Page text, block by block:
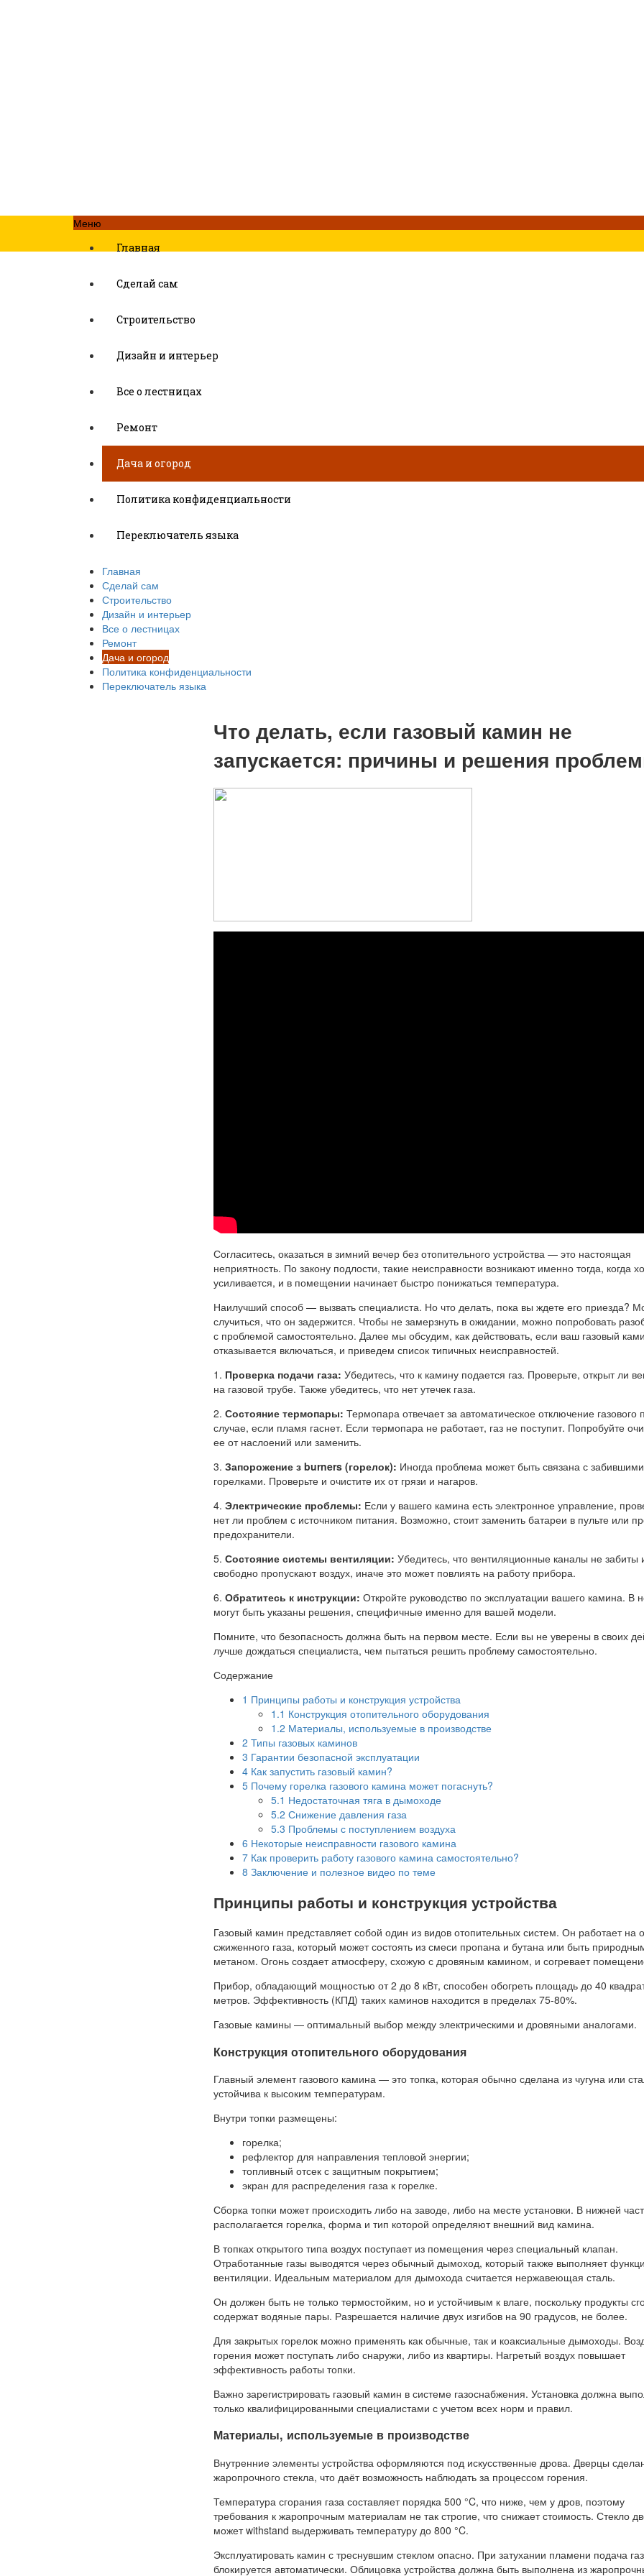
Меню
Главная
Сделай сам
Строительство
Дизайн и интерьер
Все о лестницах
Ремонт
Дача и огород
Политика конфиденциальности
Переключатель языка
Главная
Сделай сам
Строительство
Дизайн и интерьер
Все о лестницах
Ремонт
Дача и огород
Политика конфиденциальности
Переключатель языка
Что делать, если газовый камин не
запускается: причины и решения
Согласитесь, оказаться в зимний вечер без отопительного устройства — это настоящая
неприятность. По закону подлости, такие неисправности возникают именно тогда, когда
усиливается, и в помещении начинает быстро понижаться температура.
Наилучший способ — вызвать специалиста. Но что делать, пока вы ждете его приезда?
случиться, что он задержится. Чтобы не замерзнуть в ожидании, можно попробовать
с проблемой самостоятельно. Далее мы обсудим, как действовать, если ваш газовый
отказывается включаться, и приведем список типичных неисправностей.
1. Проверка подачи газа: Убедитесь, что к камину подается газ. Проверьте, открыт ли
на газовой трубе. Также убедитесь, что нет утечек газа.
2. Состояние термопары: Термопара отвечает за автоматическое отключение газового
случае, если пламя гаснет. Если термопара не работает, газ не поступит. Попробуйте
ее от наслоений или заменить.
3. Запорожение з burners (горелок): Иногда проблема может быть связана с
горелками. Проверьте и очистите их от грязи и нагаров.
4. Электрические проблемы: Если у вашего камина есть электронное управление,
нет ли проблем с источником питания. Возможно, стоит заменить батареи в пульте или
предохранители.
5. Состояние системы вентиляции: Убедитесь, что вентиляционные каналы не забиты
свободно пропускают воздух, иначе это может повлиять на работу прибора.
6. Обратитесь к инструкции: Откройте руководство по эксплуатации вашего камина. В
могут быть указаны решения, специфичные именно для вашей модели.
Помните, что безопасность должна быть на первом месте. Если вы не уверены в своих
лучше дождаться специалиста, чем пытаться решить проблему самостоятельно.
Содержание
1 Принципы работы и конструкция устройства
1.1 Конструкция отопительного оборудования
1.2 Материалы, используемые в производстве
2 Типы газовых каминов
3 Гарантии безопасной эксплуатации
4 Как запустить газовый камин?
5 Почему горелка газового камина может погаснуть?
5.1 Недостаточная тяга в дымоходе
5.2 Снижение давления газа
5.3 Проблемы с поступлением воздуха
6 Некоторые неисправности газового камина
7 Как проверить работу газового камина самостоятельно?
8 Заключение и полезное видео по теме
Принципы работы и конструкция устройства
Газовый камин представляет собой один из видов отопительных систем. Он работает на
сжиженного газа, который может состоять из смеси пропана и бутана или быть
метаном. Огонь создает атмосферу, схожую с дровяным камином, и согревает
Прибор, обладающий мощностью от 2 до 8 кВт, способен обогреть площадь до 40
метров. Эффективность (КПД) таких каминов находится в пределах 75-80%.
Газовые камины — оптимальный выбор между электрическими и дровяными аналогами.
Конструкция отопительного оборудования
Главный элемент газового камина — это топка, которая обычно сделана из чугуна или
устойчива к высоким температурам.
Внутри топки размещены:
горелка;
рефлектор для направления тепловой энергии;
топливный отсек с защитным покрытием;
экран для распределения газа к горелке.
Сборка топки может происходить либо на заводе, либо на месте установки. В нижней
располагается горелка, форма и тип которой определяют внешний вид камина.
В топках открытого типа воздух поступает из помещения через специальный клапан.
Отработанные газы выводятся через обычный дымоход, который также выполняет
вентиляции. Идеальным материалом для дымохода считается нержавеющая сталь.
Он должен быть не только термостойким, но и устойчивым к влаге, поскольку продукты
содержат водяные пары. Разрешается наличие двух изгибов на 90 градусов, не более.
Для закрытых горелок можно применять как обычные, так и коаксиальные дымоходы.
горения может поступать либо снаружи, либо из квартиры. Нагретый воздух повышает
эффективность работы топки.
Важно зарегистрировать газовый камин в системе газоснабжения. Установка должна
только квалифицированными специалистами с учетом всех норм и правил.
Материалы, используемые в производстве
Внутренние элементы устройства оформляются под искусственные дрова. Дверцы
жаропрочного стекла, что даёт возможность наблюдать за процессом горения.
Температура сгорания газа составляет порядка 500 °C, что ниже, чем у дров, поэтому
требования к жаропрочным материалам не так строгие, что снижает стоимость. Стекло
может withstand выдерживать температуру до 800 °C.
Эксплуатировать камин с треснувшим стеклом опасно. При затухании пламени подача
блокируется автоматически. Облицовка устройства должна быть выполнена из